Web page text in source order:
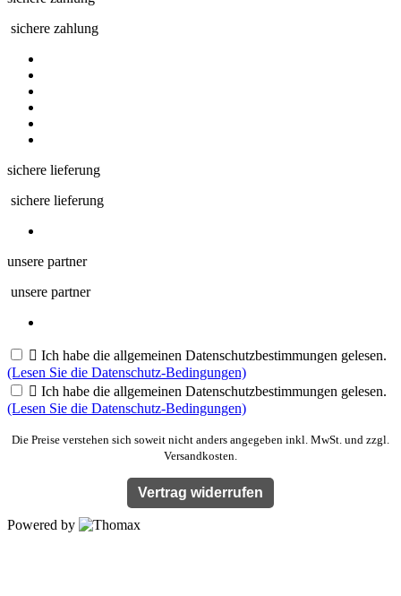
sichere zahlung
sichere lieferung
sichere lieferung
unsere partner
unsere partner
 Ich habe die allgemeinen Datenschutzbestimmungen gelesen.
(Lesen Sie die Datenschutz-Bedingungen)
 Ich habe die allgemeinen Datenschutzbestimmungen gelesen.
(Lesen Sie die Datenschutz-Bedingungen)
Die Preise verstehen sich soweit nicht anders angegeben inkl. MwSt. und zzgl.
Versandkosten.
Vertrag widerrufen
Powered by